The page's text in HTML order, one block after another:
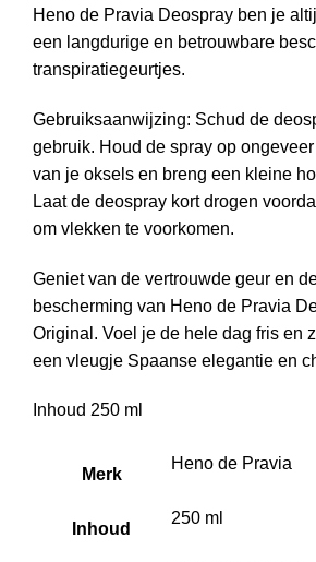
Heno de Pravia Deospray ben je
een langdurige en betrouwbare
transpiratiegeurtjes.
Gebruiksaanwijzing: Schud de
gebruik. Houd de spray op
van je oksels en breng een kleine
Laat de deospray kort drogen
om vlekken te voorkomen.
Geniet van de vertrouwde geur en
bescherming van Heno de Pravia
Original. Voel je de hele dag fris en
een vleugje Spaanse elegantie en
Inhoud 250 ml
Merk
Heno de Pravia
Inhoud
250 ml